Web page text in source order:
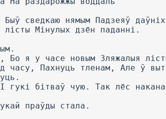
сведкаю нямым Падзеяў
лісты Мінулых дзён паданні.
Бо я у часе новым Зляжалыя
часу, Пахнуць тленам, Але ў
бітваў чую. Так лёс
праўды стала.